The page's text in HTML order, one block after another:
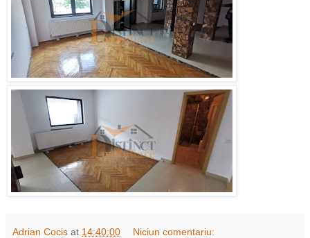
Adrian Cocis at 14:40:00 Niciun comentariu: